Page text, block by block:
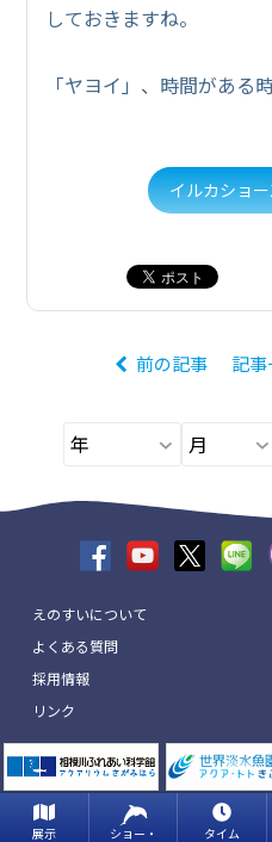
展示 ショー・ タイム
しておきますね。
「ヤヨイ」、時間がある
イルカショ
前の記事 記事
えのすいについて
よくある質問
採用情報
リンク